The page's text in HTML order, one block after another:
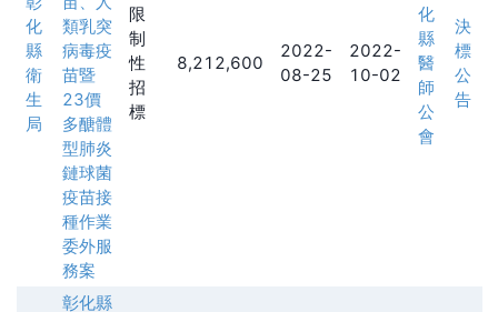
化
縣
衛
生
局
類乳突
病毒疫
苗暨
23價
多醣體
型肺炎
鏈球菌
疫苗接
種作業
委外服
務案
限
制
性
招
標
8,212,600
2022-
08-25
2022-
10-02
化
縣
醫
師
公
會
決
標
公
告
彰化縣